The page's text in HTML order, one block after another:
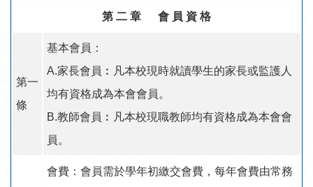
第 二 章 會 員 資 格
第一
條
基本會員：
A.家長會員︰凡本校現時就讀學生的家長或監護人
均有資格成為本會會員。
B.教師會員︰凡本校現職教師均有資格成為本會會
員。
會費：會員需於學年初繳交會費，每年會費由常務